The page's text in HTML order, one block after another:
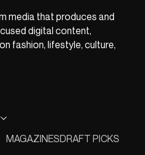
media that produces and
digital content,
fashion, lifestyle, culture,
MAGAZINESDRAFT PICKS